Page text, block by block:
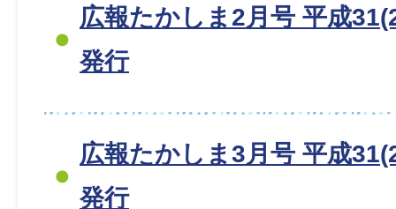
広報たかしま2月号 平成
発行
広報たかしま3月号 平成
発行